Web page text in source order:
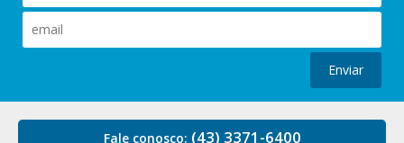
Enviar
Fale conosco: (43) 3371-6400